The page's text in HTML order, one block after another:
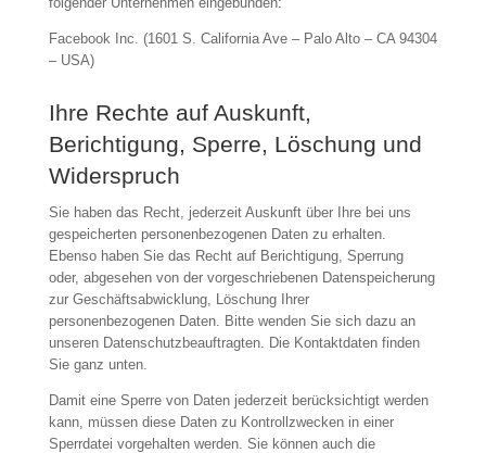
Facebook Inc. (1601 S. California Ave – Palo Alto – CA 94304
– USA)
Ihre Rechte auf Auskunft,
Berichtigung, Sperre, Löschung und
Widerspruch
Sie haben das Recht, jederzeit Auskunft über Ihre bei uns
gespeicherten personenbezogenen Daten zu erhalten.
Ebenso haben Sie das Recht auf Berichtigung, Sperrung
oder, abgesehen von der vorgeschriebenen Datenspeicherung
zur Geschäftsabwicklung, Löschung Ihrer
personenbezogenen Daten. Bitte wenden Sie sich dazu an
unseren Datenschutzbeauftragten. Die Kontaktdaten finden
Sie ganz unten.
Damit eine Sperre von Daten jederzeit berücksichtigt werden
kann, müssen diese Daten zu Kontrollzwecken in einer
Sperrdatei vorgehalten werden. Sie können auch die